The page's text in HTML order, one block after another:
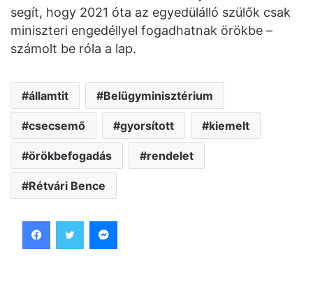
segít, hogy 2021 óta az egyedülálló szülők csak
miniszteri engedéllyel fogadhatnak örökbe –
számolt be róla a lap.
államtit Belügyminisztérium
csecsemő gyorsított kiemelt
örökbefogadás rendelet
Rétvári Bence